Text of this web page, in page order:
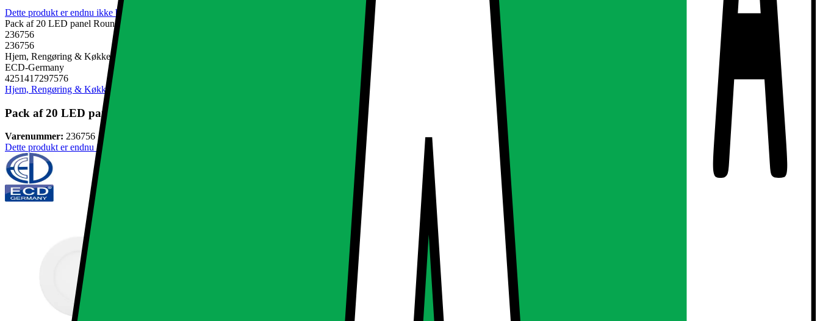
Dette produkt er endnu ikke blevet bedømt.
Pack af 20 LED panel Round 6W overflade lys kold hvid loftslampe konstruktion
236756
236756
Hjem, Rengøring & Køkkenudstyr, El & belysning, Lamper & belysning, Udendørsbelysning
ECD-Germany
4251417297576
Hjem, Rengøring & Køkkenudstyr
Pack af 20 LED panel Round 6W overflade lys kold hvid loftslampe konstruktion
Varenummer: 236756
Dette produkt er endnu ikke blevet bedømt.